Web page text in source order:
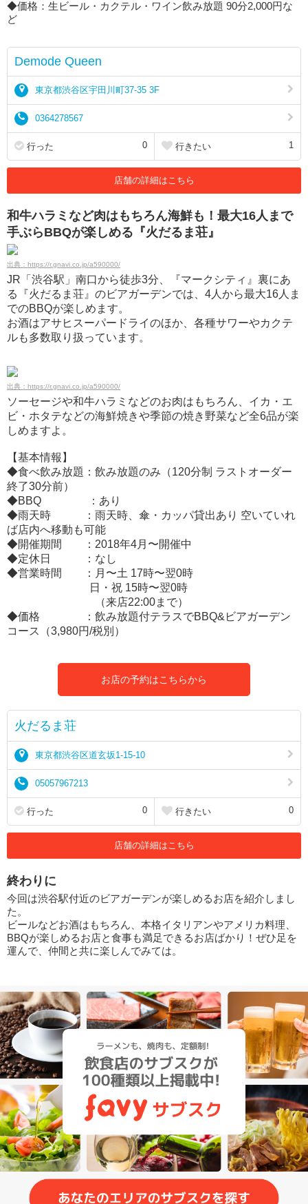
◆価格：生ビール・カクテル・ワイン飲み放題 90分2,000円な
ど
Demode Queen
東京都渋谷区宇田川町37-35 3F
0364278567
行った 0 行きたい 1
店舗の詳細はこちら
和牛ハラミなど肉はもちろん海鮮も！最大16人まで
手ぶらBBQが楽しめる『火だるま荘』
出典：https://r.gnavi.co.jp/a590000/
JR「渋谷駅」南口から徒歩3分、『マークシティ』裏にあ
る『火だるま荘』のビアガーデンでは、4人から最大16人ま
でのBBQが楽しめます。
お酒はアサヒスーパードライのほか、各種サワーやカクテ
ルも多数取り扱っています。
出典：https://r.gnavi.co.jp/a590000/
ソーセージや和牛ハラミなどのお肉はもちろん、イカ・エ
ビ・ホタテなどの海鮮焼きや季節の焼き野菜など全6品が楽
しめますよ。
【基本情報】
◆食べ飲み放題：飲み放題のみ（120分制 ラストオーダー
終了30分前）
◆BBQ ：あり
◆雨天時 ：雨天時、傘・カッパ貸出あり 空いていれ
ば店内へ移動も可能
◆開催期間 ：2018年4月〜開催中
◆定休日 ：なし
◆営業時間 ：月〜土 17時〜翌0時
日・祝 15時〜翌0時
（来店22:00まで）
◆価格 ：飲み放題付テラスでBBQ&ビアガーデン
コース（3,980円/税別）
お店の予約はこちらから
火だるま荘
東京都渋谷区道玄坂1-15-10
05057967213
行った 0 行きたい 0
店舗の詳細はこちら
終わりに
今回は渋谷駅付近のビアガーデンが楽しめるお店を紹介しまし
た。
ビールなどお酒はもちろん、本格イタリアンやアメリカ料理、
BBQが楽しめるお店と食事も満足できるお店ばかり！ぜひ足を
運んで、仲間と共に楽しんでみては。